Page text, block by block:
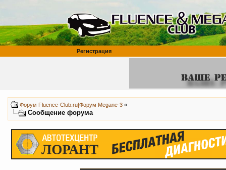
Регистрация
Форум Fluence-Club.ru|Форум Megane-3 «
Сообщение форума